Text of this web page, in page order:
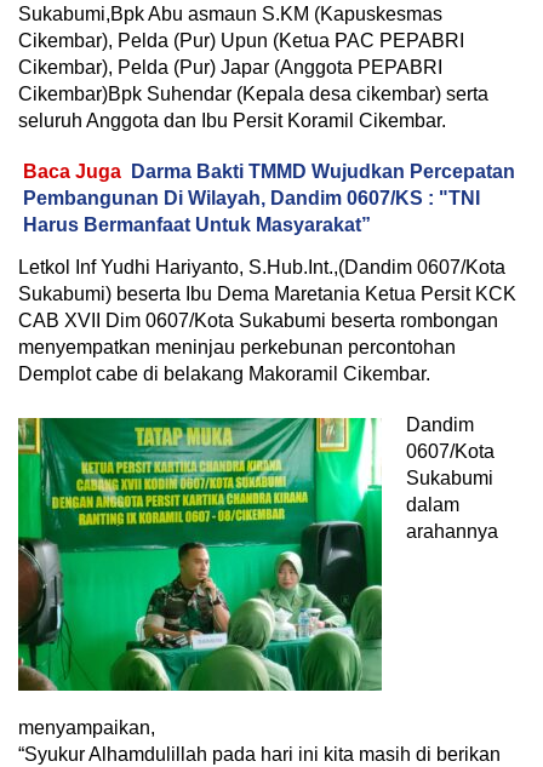
Sukabumi,Bpk Abu asmaun S.KM (Kapuskesmas
Cikembar), Pelda (Pur) Upun (Ketua PAC PEPABRI
Cikembar), Pelda (Pur) Japar (Anggota PEPABRI
Cikembar)Bpk Suhendar (Kepala desa cikembar) serta
seluruh Anggota dan Ibu Persit Koramil Cikembar.
Baca Juga
Darma Bakti TMMD Wujudkan Percepatan
Pembangunan Di Wilayah, Dandim 0607/KS : "TNI
Harus Bermanfaat Untuk Masyarakat”
Letkol Inf Yudhi Hariyanto, S.Hub.Int.,(Dandim 0607/Kota
Sukabumi) beserta Ibu Dema Maretania Ketua Persit KCK
CAB XVII Dim 0607/Kota Sukabumi beserta rombongan
menyempatkan meninjau perkebunan percontohan
Demplot cabe di belakang Makoramil Cikembar.
Dandim
0607/Kota
Sukabumi
dalam
arahannya
menyampaikan,
“Syukur Alhamdulillah pada hari ini kita masih di berikan